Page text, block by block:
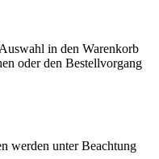
in den Warenkorb
oder den Bestellvorgang
werden unter Beachtung